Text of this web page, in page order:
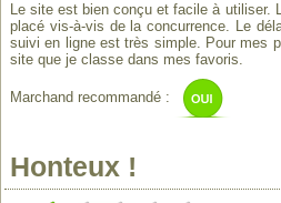
Le site est bien conçu et facile à utiliser.
placé vis-à-vis de la concurrence. Le
suivi en ligne est très simple. Pour mes
site que je classe dans mes favoris.
Marchand recommandé :
Honteux !